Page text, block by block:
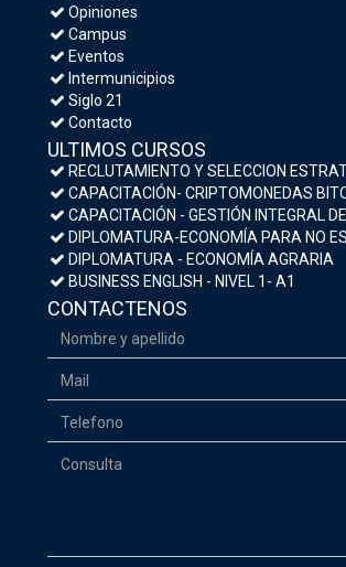
Opiniones
Campus
Eventos
Intermunicipios
Siglo 21
Contacto
ULTIMOS CURSOS
RECLUTAMIENTO Y SELECCION
CAPACITACIÓN- CRIPTOMONEDAS BITCOIN-ESTRATEGIAS DE INVERSIÓN Y
CAPACITACIÓN - GESTIÓN INTEGRAL DE
DIPLOMATURA-ECONOMÍA PARA NO ESPECIALISTAS- MACROECONOMÍA Y
DIPLOMATURA - ECONOMÍA AGRARIA
BUSINESS ENGLISH - NIVEL 1- A1
CONTACTENOS